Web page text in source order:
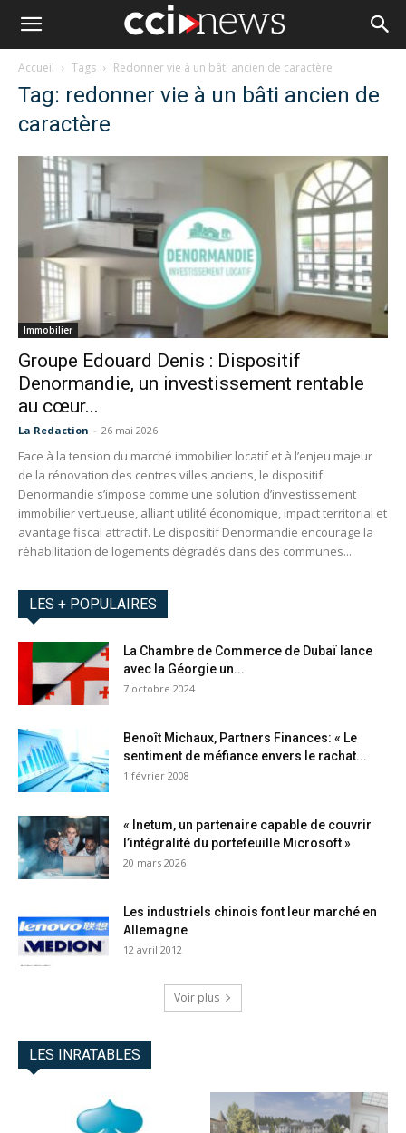
Accueil Tags Redonner vie à un bâti ancien de caractère
Tag: redonner vie à un bâti ancien de
caractère
Immobilier
Groupe Edouard Denis : Dispositif
Denormandie, un investissement rentable
au cœur...
La Redaction - 26 mai 2026
Face à la tension du marché immobilier locatif et à l’enjeu majeur
de la rénovation des centres villes anciens, le dispositif
Denormandie s’impose comme une solution d’investissement
immobilier vertueuse, alliant utilité économique, impact territorial et
avantage fiscal attractif. Le dispositif Denormandie encourage la
réhabilitation de logements dégradés dans des communes...
LES + POPULAIRES
La Chambre de Commerce de Dubaï lance
avec la Géorgie un...
7 octobre 2024
Benoît Michaux, Partners Finances: « Le
sentiment de méfiance envers le rachat...
1 février 2008
« Inetum, un partenaire capable de couvrir
l’intégralité du portefeuille Microsoft »
20 mars 2026
Les industriels chinois font leur marché en
Allemagne
12 avril 2012
Voir plus
LES INRATABLES